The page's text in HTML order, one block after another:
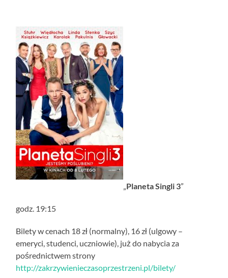
Planeta Singli 3”
godz. 19:15
Bilety w cenach 18 zł (normalny), 16 zł (ulgowy –
emeryci, studenci, uczniowie), już do nabycia za
pośrednictwem strony
http://zakrzywienieczasoprzestrzeni.pl/bilety/